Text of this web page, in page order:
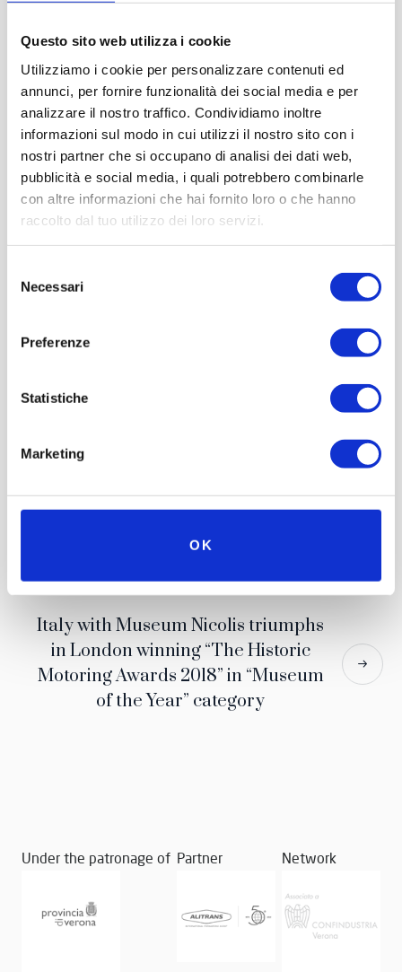
Questo sito web utilizza i cookie
Utilizziamo i cookie per personalizzare contenuti ed
annunci, per fornire funzionalità dei social media e per
analizzare il nostro traffico. Condividiamo inoltre
informazioni sul modo in cui utilizzi il nostro sito con i
nostri partner che si occupano di analisi dei dati web,
pubblicità e social media, i quali potrebbero combinarle
con altre informazioni che hai fornito loro o che hanno
raccolto dal tuo utilizzo dei loro servizi.
delNecessari
Preferenze
Statistiche
Marketing
OK
Italy with Museum Nicolis triumphs
in London winning “The Historic
Motoring Awards 2018” in “Museum
of the Year” category
Under the patronage of Partner Network